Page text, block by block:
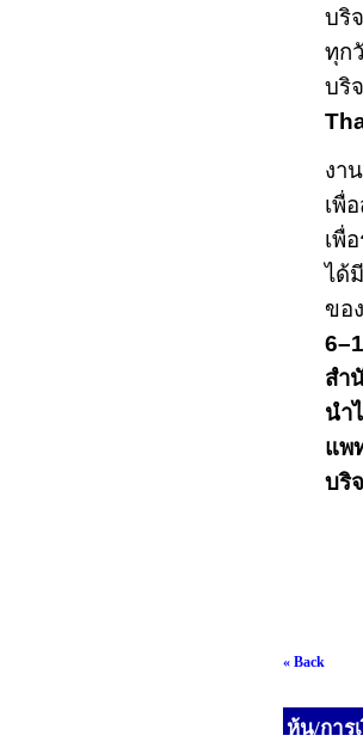
บริ
ทุก
บริ
งา
เพื่
เพื่
ได้
ขอ
สำ
นำ
แพ
บริ
« Back
หุ้น/การ